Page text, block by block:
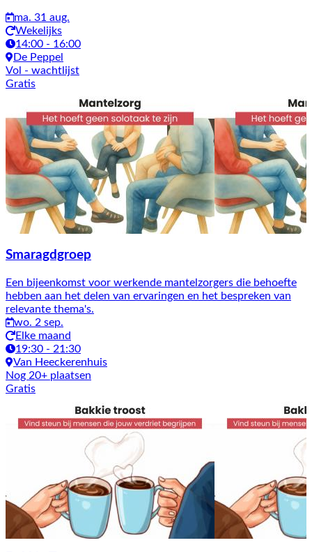
ma. 31 aug.
Wekelijks
14:00 - 16:00
De Peppel
Vol - wachtlijst
Gratis
Smaragdgroep
Een bijeenkomst voor werkende mantelzorgers die behoefte
hebben aan het delen van ervaringen en het bespreken van
relevante thema's.
wo. 2 sep.
Elke maand
19:30 - 21:30
Van Heeckerenhuis
Nog 20+ plaatsen
Gratis